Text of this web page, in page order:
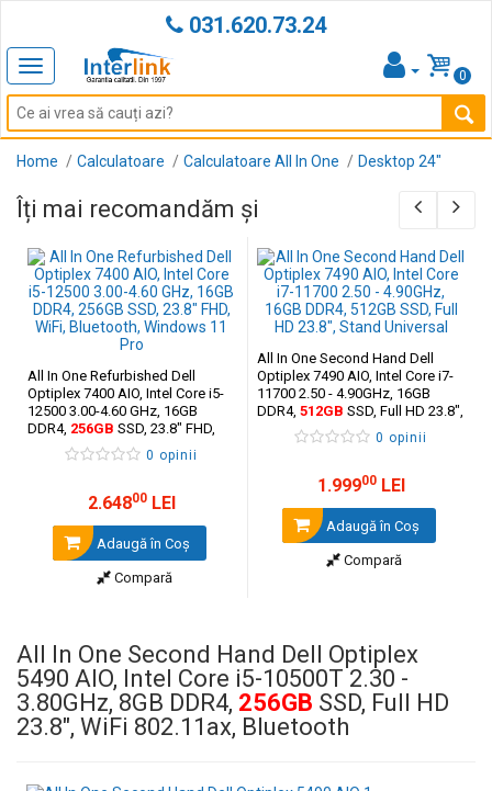
031.620.73.24
Toggle
navigation
0
Home Calculatoare Calculatoare All In One Desktop 24"
Îți mai recomandăm și
All In One Refurbished Dell
Optiplex 7400 AIO, Intel Core i5-
12500 3.00-4.60 GHz, 16GB
DDR4, 256GB SSD, 23.8" FHD,
WiFi, Bluetooth, Windows 11 Pro
0 opinii
2.64800LEI
Adaugă în Coş
Compară
All In One Second Hand Dell
Optiplex 7490 AIO, Intel Core i7-
11700 2.50 - 4.90GHz, 16GB
DDR4, 512GB SSD, Full HD 23.8",
Stand Universal
0 opinii
1.99900LEI
Adaugă în Coş
Compară
All In One Second Hand Dell Optiplex
5490 AIO, Intel Core i5-10500T 2.30 -
3.80GHz, 8GB DDR4, 256GB SSD, Full HD
23.8", WiFi ‎802.11ax, Bluetooth